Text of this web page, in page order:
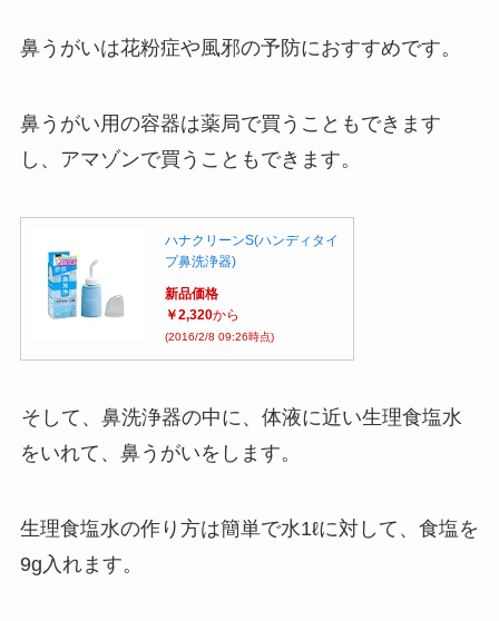
鼻うがいは花粉症や風邪の予防におすすめです。
鼻うがい用の容器は薬局で買うこともできます
し、アマゾンで買うこともできます。
ハナクリーンS(ハンディタイ
プ鼻洗浄器)
新品価格
￥2,320から
(2016/2/8 09:26時点)
そして、鼻洗浄器の中に、体液に近い生理食塩水
をいれて、鼻うがいをします。
生理食塩水の作り方は簡単で水1ℓに対して、食塩を
9g入れます。